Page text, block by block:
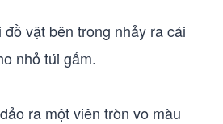
vật bên trong nhảy ra cái
nhỏ túi gấm.
ra một viên tròn vo màu